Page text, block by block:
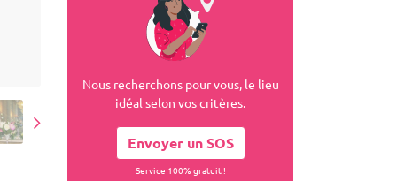
Nous recherchons pour vous, le lieu
idéal selon vos critères.
Envoyer un SOS
Service 100% gratuit !